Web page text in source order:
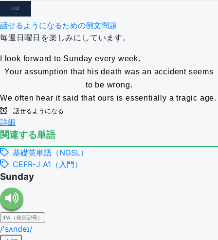
話せるようになるための例文問題
毎週日曜日を楽しみにしています。
I look forward to Sunday every week.
Your assumption that his death was an accident seems
to be wrong.
We often hear it said that ours is essentially a tragic age.
話せるようになる
詳細
関連する単語
基礎英単語（NGSL）
CEFR-J A1（入門）
Sunday
IPA（発音記号）
/'sʌndeɪ/